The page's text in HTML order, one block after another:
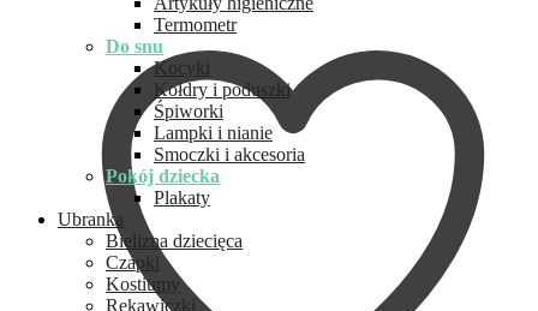
Termometr
Do snu
Kocyki
Kołdry i poduszki
Śpiworki
Lampki i nianie
Smoczki i akcesoria
Pokój dziecka
Plakaty
Ubranka
Bielizna dziecięca
Czapki
Kostiumy
Rękawiczki